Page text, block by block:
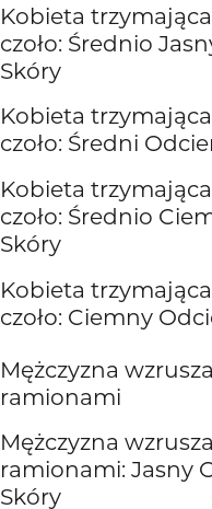
Kobieta trzymająca
czoło: Średnio
Skóry
Kobieta trzymająca
czoło: Średni
Kobieta trzymająca
czoło: Średnio
Skóry
Kobieta trzymająca
czoło: Ciemny
Mężczyzna
ramionami
Mężczyzna
ramionami: Jasny
Skóry